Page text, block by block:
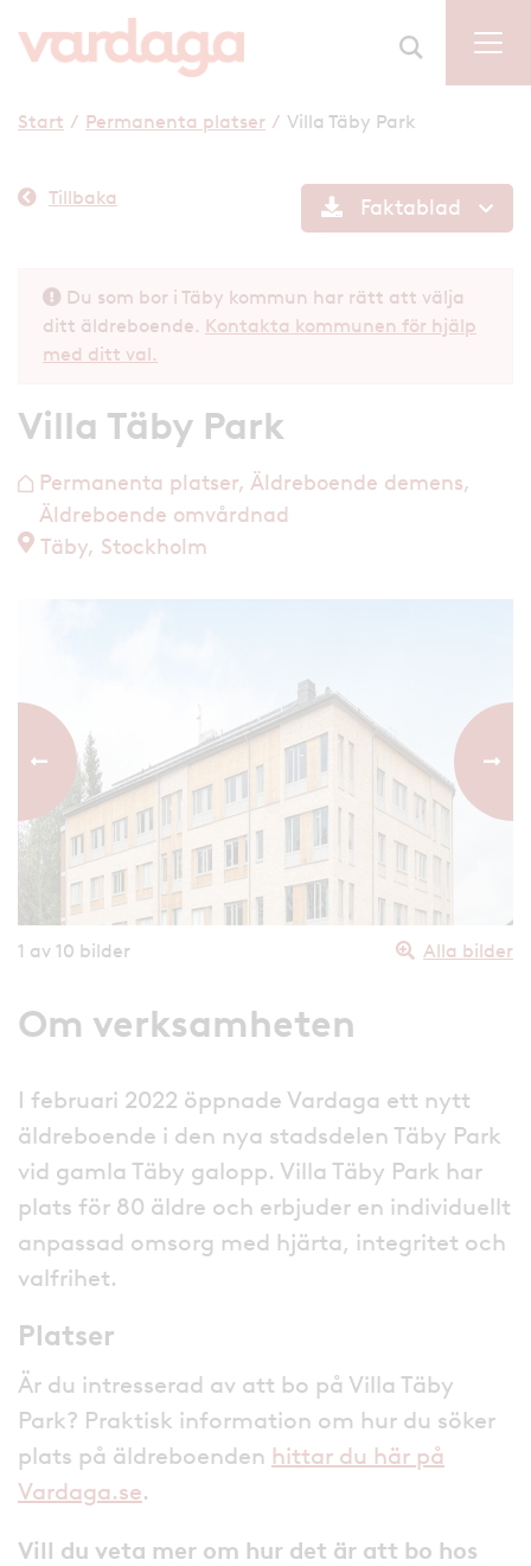
Start / Permanenta platser / Villa Täby Park
Tillbaka Faktablad
Du som bor i Täby kommun har rätt att välja
ditt äldreboende. Kontakta kommunen för hjälp
med ditt val.
Villa Täby Park
h Permanenta platser, Äldreboende demens,
Äldreboende omvårdnad
Täby, Stockholm
Föregående bild
1 av 10 bilder Alla bilder
Om verksamheten
I februari 2022 öppnade Vardaga ett nytt
äldreboende i den nya stadsdelen Täby Park
vid gamla Täby galopp. Villa Täby Park har
plats för 80 äldre och erbjuder en individuellt
anpassad omsorg med hjärta, integritet och
valfrihet.
Platser
Är du intresserad av att bo på Villa Täby
Park? Praktisk information om hur du söker
plats på äldreboenden hittar du här på
Vardaga.se.
Vill du veta mer om hur det är att bo hos